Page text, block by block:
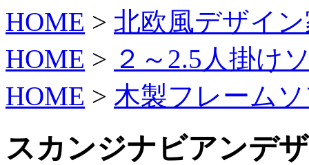
HOME > 北欧風デザイ
HOME > ２～2.5人掛け
HOME > 木製フレーム
スカンジナビアンデ